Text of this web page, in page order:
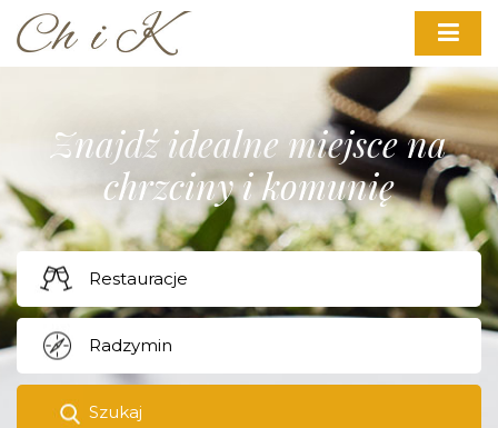
Znajdź idealne miejsce na
chrzciny i komunię
Szukaj